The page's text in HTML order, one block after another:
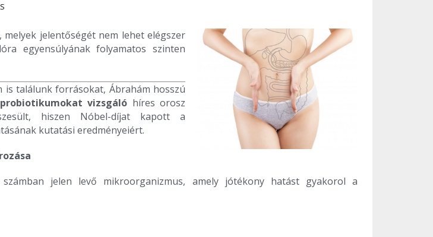
melyek jelentőségét nem lehet elégszer
egyensúlyának folyamatos szinten
találunk forrásokat, Ábrahám hosszú
probiotikumokat vizsgáló híres orosz
hiszen Nóbel-díjat kapott a
kutatási eredményeiért.
jelen levő mikroorganizmus, amely jótékony hatást gyakorol a